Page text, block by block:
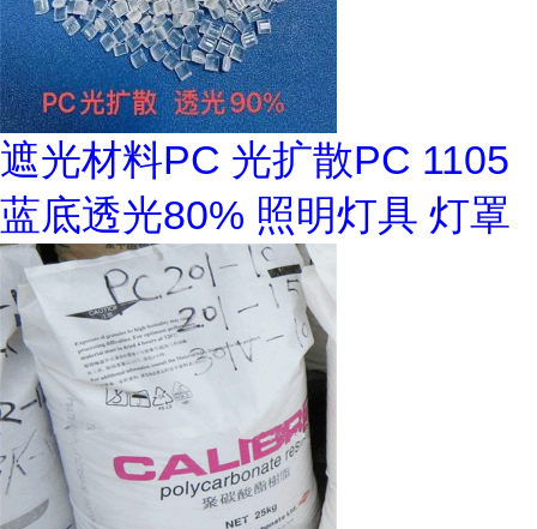
遮光材料PC 光扩散PC 1105
蓝底透光80% 照明灯具 灯罩